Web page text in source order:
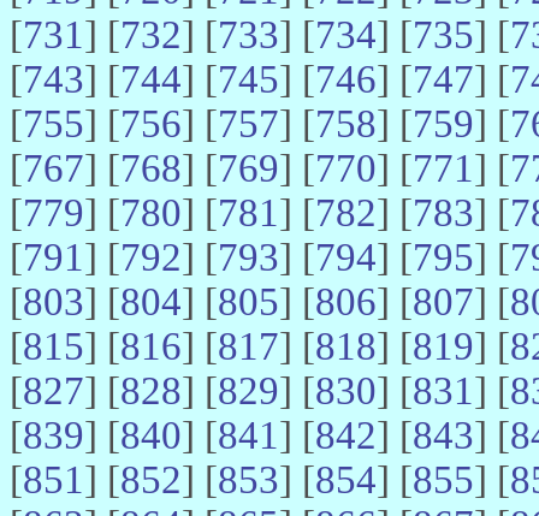
[731] [732] [733] [734] [735] [
[743] [744] [745] [746] [747] [
[755] [756] [757] [758] [759] [
[767] [768] [769] [770] [771] [
[779] [780] [781] [782] [783] [
[791] [792] [793] [794] [795] [
[803] [804] [805] [806] [807] [
[815] [816] [817] [818] [819] [
[827] [828] [829] [830] [831] [
[839] [840] [841] [842] [843] [
[851] [852] [853] [854] [855] [